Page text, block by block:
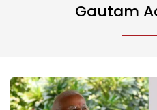
Gautam